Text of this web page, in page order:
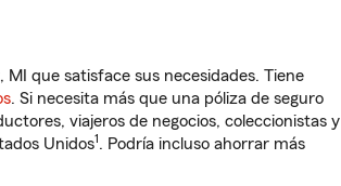
MI que satisface sus necesidades. Tiene
. Si necesita más que una póliza de seguro
viajeros de negocios, coleccionistas y
Unidos1. Podría incluso ahorrar más